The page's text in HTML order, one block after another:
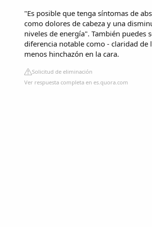
"Es posible que tenga síntomas de
como dolores de cabeza y una
niveles de energía". También puedes
diferencia notable como - claridad de
menos hinchazón en la cara.
Solicitud de eliminación
Ver respuesta completa en es.quora.com